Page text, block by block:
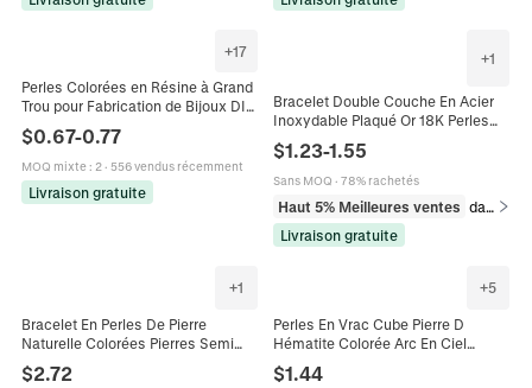
+17
Perles Colorées en Résine à Grand
Trou pour Fabrication de Bijoux DIY
Perles Style Européen avec Noyau
Métallique pour Bracelet Collier
Artisanat
$0.67-0.77
MOQ mixte: 2· 556 vendus récemment
Livraison gratuite
+1
Bracelet Double Couche En Acier
Inoxydable Plaqué Or 18K Perles
Colorées Pendentif Croix Coeur Fer
À Cheval Pour Femme
$1.23-1.55
Sans MOQ · 78% rachetés
Haut 5% Meilleures ventes
dans Bracelets
Livraison gratuite
+1
Bracelet En Perles De Pierre
Naturelle Colorées Pierres Semi
Inoxydable Réglable Bijoux
$2.72
+5
Perles En Vrac Cube Pierre D
Hématite Colorée Arc En Ciel
Fabrication De Bijoux DIY Bracelet
$1.44